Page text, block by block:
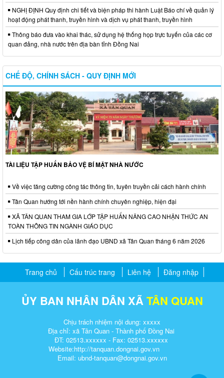
NGHỊ ĐỊNH Quy định chi tiết và biện pháp thi hành Luật Báo chí về quản lý
hoạt động phát thanh, truyền hình và dịch vụ phát thanh, truyền hình
Thông báo đưa vào khai thác, sử dụng hệ thống họp trực tuyến của các cơ
quan đảng, nhà nước trên địa bàn tỉnh Đồng Nai
CHẾ ĐỘ, CHÍNH SÁCH - QUY ĐỊNH MỚI
TÀI LIỆU TẬP HUẤN BẢO VỆ BÍ MẬT NHÀ NƯỚC
Về việc tăng cường công tác thông tin, tuyên truyền cải cách hành chính
Tân Quan hướng tới nền hành chính chuyên nghiệp, hiện đại
XÃ TÂN QUAN THAM GIA LỚP TẬP HUẤN NÂNG CAO NHẬN THỨC AN
TOÀN THÔNG TIN NGÀNH GIÁO DỤC
Lịch tiếp công dân của lãnh đạo UBND xã Tân Quan tháng 6 năm 2026
Trang chủ Cấu trúc trang Liên hệ Đăng nhập
ỦY BAN NHÂN DÂN XÃTÂN QUAN
Chịu trách nhiệm nội dung: xxxxx
Địa chỉ: xã Tân Quan - Thành phố Đồng Nai
ĐT: 02513.xxxxxx - Fax: 02513.xxxxxx
Website:http://tanquan.dongnai.gov.vn
Email: ubnd-tanquan@dongnai.gov.vn​